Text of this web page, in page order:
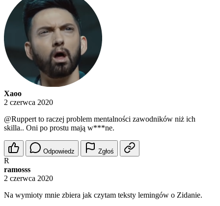
Xaoo
2 czerwca 2020
@Ruppert to raczej problem mentalności zawodników niż ich
skilla.. Oni po prostu mają w***ne.
Odpowiedz Zgłoś
R
ramosss
2 czerwca 2020
Na wymioty mnie zbiera jak czytam teksty lemingów o Zidanie.